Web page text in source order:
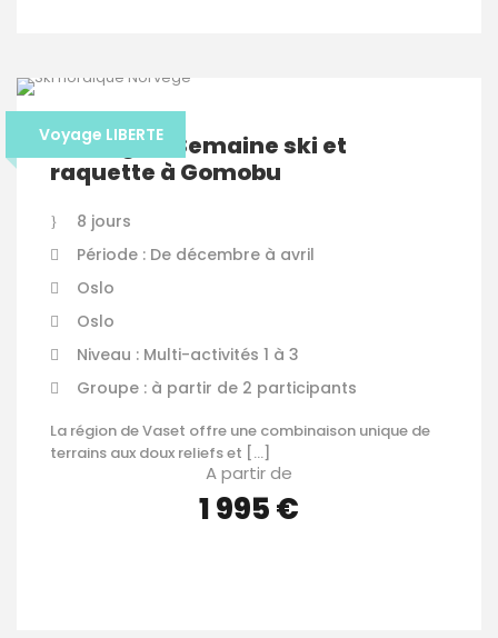
Voyage LIBERTE
Norvège – Semaine ski et
raquette à Gomobu
8 jours
Période : De décembre à avril
Oslo
Oslo
Niveau : Multi-activités 1 à 3
Groupe : à partir de 2 participants
La région de Vaset offre une combinaison unique de
terrains aux doux reliefs et […]
A partir de
1 995 €